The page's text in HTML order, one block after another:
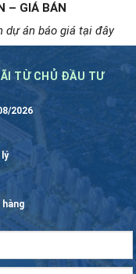
– GIÁ BÁN
dự án báo giá tại đây
TỪ CHỦ ĐẦU TƯ
2026
hàng